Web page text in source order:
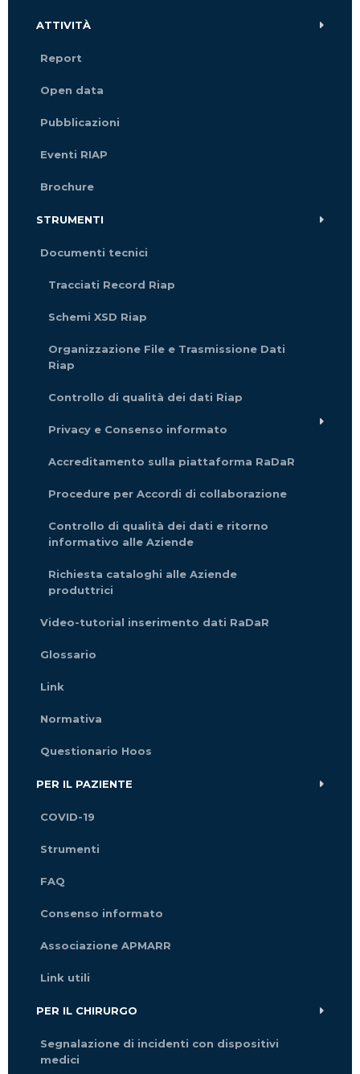
ATTIVITÀ
Report
Open data
Pubblicazioni
Eventi RIAP
Brochure
STRUMENTI
Documenti tecnici
Tracciati Record Riap
Schemi XSD Riap
Organizzazione File e Trasmissione Dati
Riap
Controllo di qualità dei dati Riap
Privacy e Consenso informato
Accreditamento sulla piattaforma RaDaR
Procedure per Accordi di collaborazione
Controllo di qualità dei dati e ritorno
informativo alle Aziende
Richiesta cataloghi alle Aziende
produttrici
Video-tutorial inserimento dati RaDaR
Glossario
Link
Normativa
Questionario Hoos
PER IL PAZIENTE
COVID-19
Strumenti
FAQ
Consenso informato
Associazione APMARR
Link utili
PER IL CHIRURGO
Segnalazione di incidenti con dispositivi
medici